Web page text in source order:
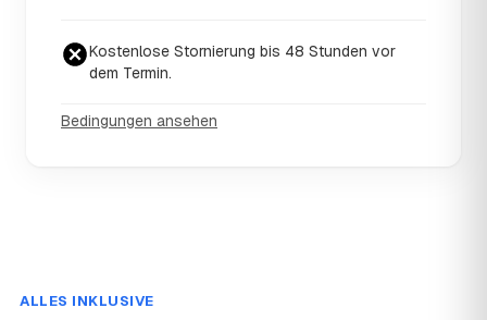
Kostenlose Stornierung bis 48 Stunden vor
dem Termin.
Bedingungen ansehen
ALLES INKLUSIVE